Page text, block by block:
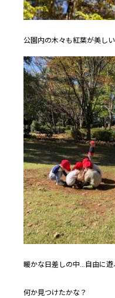
公園内の木々も紅葉が美し
暖かな日差しの中…自由に
何か見つけたかな？